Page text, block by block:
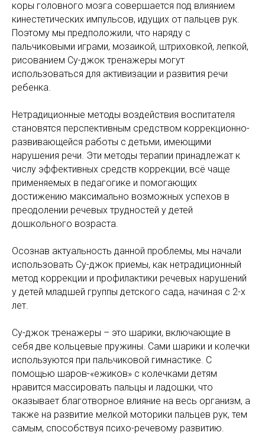
коры головного мозга совершается под влиянием
кинестетических импульсов, идущих от пальцев рук.
Поэтому мы предположили, что наряду с
пальчиковыми играми, мозаикой, штриховкой, лепкой,
рисованием Су-джок тренажеры могут
использоваться для активизации и развития речи
ребенка.
Нетрадиционные методы воздействия воспитателя
становятся перспективным средством коррекционно-
развивающейся работы с детьми, имеющими
нарушения речи. Эти методы терапии принадлежат к
числу эффективных средств коррекции, всё чаще
применяемых в педагогике и помогающих
достижению максимально возможных успехов в
преодолении речевых трудностей у детей
дошкольного возраста.
Осознав актуальность данной проблемы, мы начали
использовать Су-джок приемы, как нетрадиционный
метод коррекции и профилактики речевых нарушений
у детей младшей группы детского сада, начиная с 2-х
лет.
Су-джок тренажеры – это шарики, включающие в
себя две кольцевые пружины. Сами шарики и колечки
используются при пальчиковой гимнастике. С
помощью шаров-«ежиков» с колечками детям
нравится массировать пальцы и ладошки, что
оказывает благотворное влияние на весь организм, а
также на развитие мелкой моторики пальцев рук, тем
самым, способствуя психо-речевому развитию.